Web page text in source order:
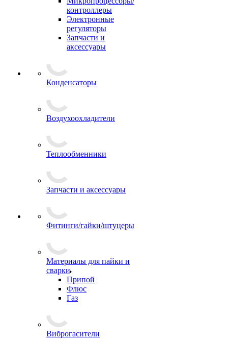
контроллеры
Электронные
регуляторы
Запчасти и
аксессуары
Конденсаторы
Воздухоохладители
Теплообменники
Запчасти и аксессуары
Фитинги/гайки/штуцеры
Материалы для пайки и
сварки
Припой
Флюс
Газ
Виброгасители